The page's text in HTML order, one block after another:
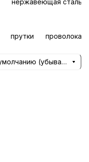
прутки проволока
По умолчанию (убывание)